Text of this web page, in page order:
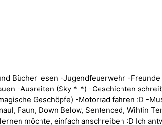
Bücher lesen -Jugendfeuerwehr -
-Ausreiten (Sky *-*) -Geschichten
Geschöpfe) -Motorrad fahren :D -
Faun, Down Below, Sentenced, Wihtin
möchte, einfach anschreiben :D Ich